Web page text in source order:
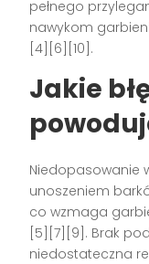
pełnego
nawykom
[4][6][10].
Jakie
Niedopasowanie
unoszeniem
co wzmaga
[5][7][9]. Brak
niedostateczna